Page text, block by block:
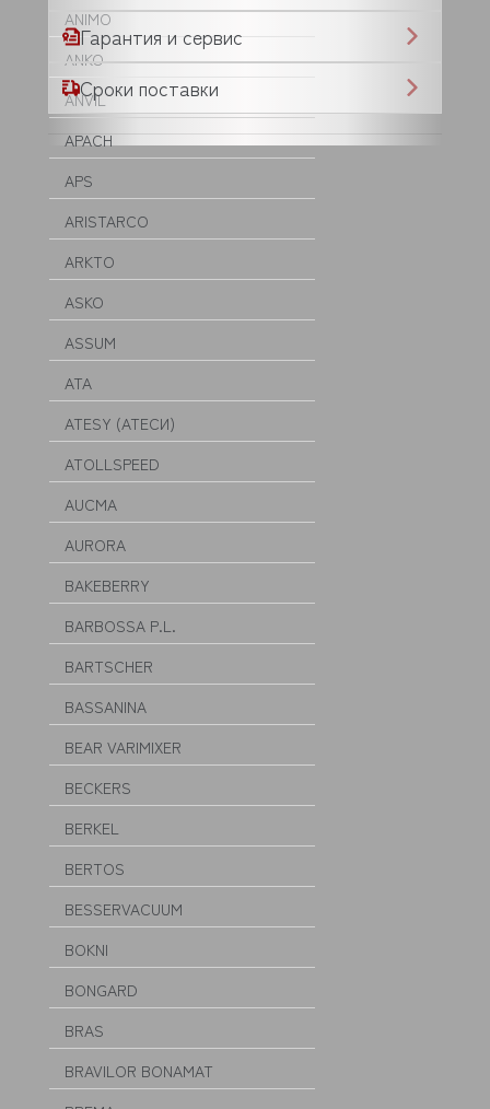
ANIMO
ANKO
ANVIL
APACH
APS
ARISTARCO
ARKTO
ASKO
ASSUM
ATA
ATESY (АТЕСИ)
ATOLLSPEED
AUCMA
AURORA
BAKEBERRY
BARBOSSA P.L.
BARTSCHER
BASSANINA
BEAR VARIMIXER
BECKERS
BERKEL
BERTOS
BESSERVACUUM
BOKNI
BONGARD
BRAS
BRAVILOR BONAMAT
Гарантия и сервис
Сроки поставки